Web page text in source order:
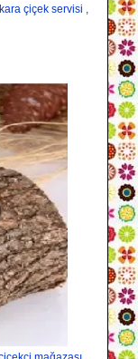
çiçek servisi ,